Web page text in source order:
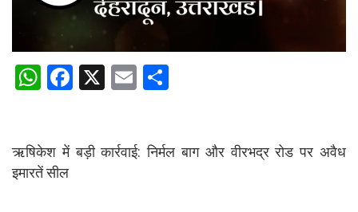
W
s
A
F
b
X
E
e
ऋषिकेश में बड़ी कार्रवाई: निर्मल बाग और वीरभद्र रोड पर अवैध
इमारतें सील